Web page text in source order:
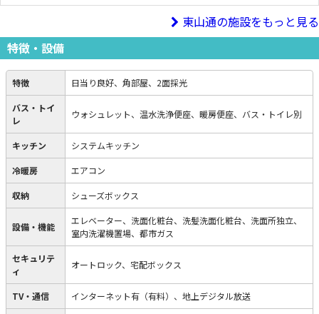
東山通の施設をもっと見る
特徴・設備
特徴 日当り良好、角部屋、2面採光
バス・トイ
レ
ウォシュレット、温水洗浄便座、暖房便座、バス・トイレ別
キッチン システムキッチン
冷暖房 エアコン
収納 シューズボックス
設備・機能
エレベーター、洗面化粧台、洗髪洗面化粧台、洗面所独立、
室内洗濯機置場、都市ガス
セキュリテ
ィ
オートロック、宅配ボックス
TV・通信 インターネット有（有料）、地上デジタル放送